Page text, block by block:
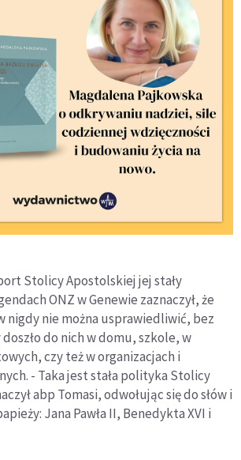
Stolicy Apostolskiej jej stały
ONZ w Genewie zaznaczył, że
nigdy nie można usprawiedliwić, bez
do nich w domu, szkole, w
czy też w organizacjach i
- Taka jest stała polityka Stolicy
abp Tomasi, odwołując się do słów i
Jana Pawła II, Benedykta XVI i